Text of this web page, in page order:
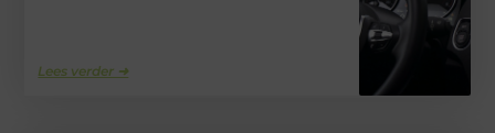
Lees verder ➜